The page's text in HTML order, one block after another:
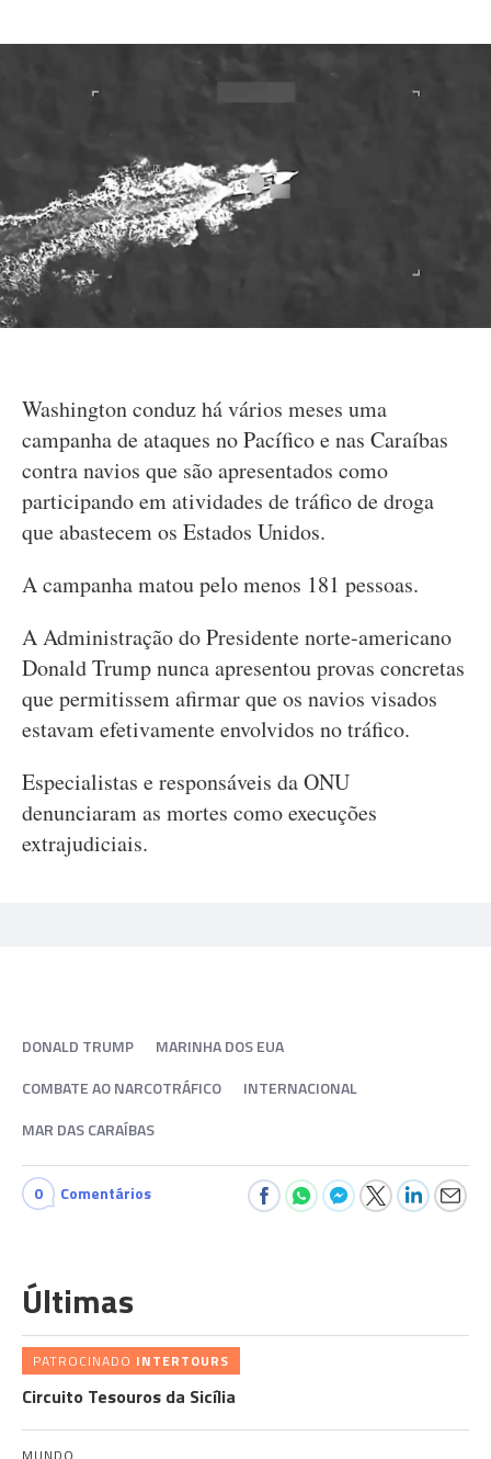
Washington conduz há vários meses uma
campanha de ataques no Pacífico e nas Caraíbas
contra navios que são apresentados como
participando em atividades de tráfico de droga
que abastecem os Estados Unidos.
A campanha matou pelo menos 181 pessoas.
A Administração do Presidente norte-americano
Donald Trump nunca apresentou provas concretas
que permitissem afirmar que os navios visados
estavam efetivamente envolvidos no tráfico.
Especialistas e responsáveis da ONU
denunciaram as mortes como execuções
extrajudiciais.
DONALD TRUMP
MARINHA DOS EUA
COMBATE AO NARCOTRÁFICO
INTERNACIONAL
MAR DAS CARAÍBAS
0 Comentários
Últimas
PATROCINADO INTERTOURS
Circuito Tesouros da Sicília